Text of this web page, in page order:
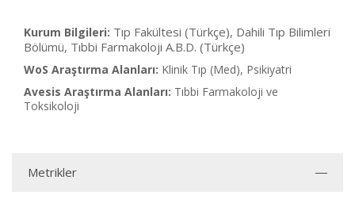
Kurum Bilgileri: Tıp Fakültesi (Türkçe), Dahili Tıp Bilimleri
Bölümü, Tıbbi Farmakoloji A.B.D. (Türkçe)
WoS Araştırma Alanları: Klinik Tıp (Med), Psikiyatri
Avesis Araştırma Alanları: Tıbbi Farmakoloji ve
Toksikoloji
Metrikler